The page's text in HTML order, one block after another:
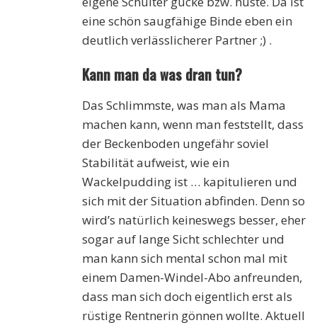
eine schön saugfähige Binde eben ein
deutlich verlässlicherer Partner ;) .
Kann man da was dran tun?
Das Schlimmste, was man als Mama
machen kann, wenn man feststellt, dass
der Beckenboden ungefähr soviel
Stabilität aufweist, wie ein
Wackelpudding ist … kapitulieren und
sich mit der Situation abfinden. Denn so
wird’s natürlich keineswegs besser, eher
sogar auf lange Sicht schlechter und
man kann sich mental schon mal mit
einem Damen-Windel-Abo anfreunden,
dass man sich doch eigentlich erst als
rüstige Rentnerin gönnen wollte. Aktuell